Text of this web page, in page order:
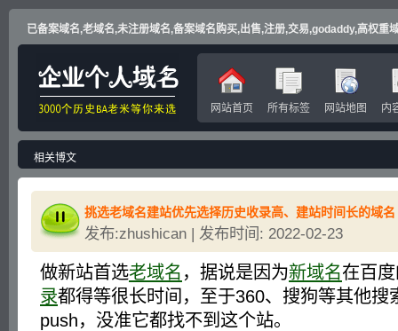
已备案域名,老域名,未注册域名,备案域名购买,出售,注册,交易,godaddy,高权重
网站首页 所有标签 网站地图 内
相关博文
挑选老域名建站优先选择历史收录高、建站时间长的域名
发布:zhushican | 发布时间: 2022-02-23
做新站首选老域名 ，据说是因为新域名在百
录都得等很长时间，至于360、搜狗等其他搜
push，没准它都找不到这个站。